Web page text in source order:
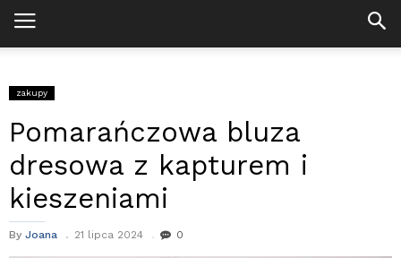
zakupy
Pomarańczowa bluza
dresowa z kapturem i
kieszeniami
By Joana 21 lipca 2024 0